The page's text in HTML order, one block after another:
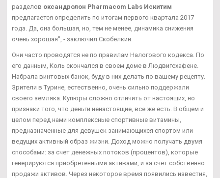
разделов оксандролон Pharmacom Labs Искитим
предлагается определить по итогам первого квартала 2017
года. Да, она большая, но, тем не менее, динамика снижения
очень хорошая", - заключил Скобелкин.
Они часто проводятся не по правилам Налогового кодекса. По
его данным, Коль скончался в своем доме в Людвигсхафене.
Набрала винтовых банок, буду в них делать по вашему рецепту.
Зрители в Турине, естественно, очень сильно поддержали
своего земляка. Купюры сложно отличить от настоящих, но
признаки того, что деньги ненастоящие, все же есть. В общем и
целом перед нами комплексные спортивные витамины,
предназначенные для девушек занимающихся спортом или
ведущих активный образ жизни. Доход можно получать двумя
способами: за счет денежных потоков (процентов), которые
генерируются приобретенными активами, и за счет собственно
продажи активов. Через некоторое время появились известия,